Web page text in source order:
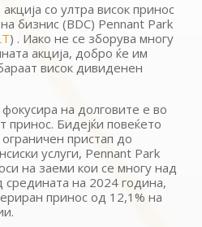
со ултра висок принос
бизнис (BDC) Pennant Park
) . Иако не се зборува многу
акција, добро ќе им
висок дивиденен
на долговите е во
принос. Бидејќи повеќето
пристап до
услуги, Pennant Park
на заеми кои се многу над
средината на 2024 година,
принос од 12,1% на